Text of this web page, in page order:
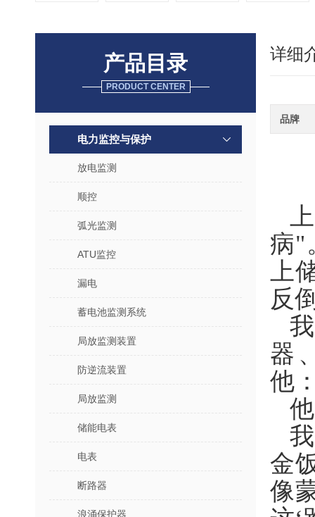
产品目录
PRODUCT CENTER
电力监控与保护
放电监测
顺控
弧光监测
ATU监控
漏电
蓄电池监测系统
局放监测装置
防逆流装置
局放监测
储能电表
电表
断路器
浪涌保护器
详细
品牌
病"
上
反
器
他
金
像